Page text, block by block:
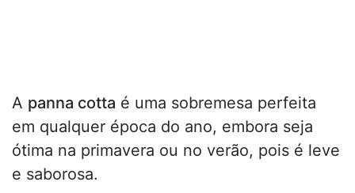
A panna cotta é uma sobremesa perfeita
em qualquer época do ano, embora seja
ótima na primavera ou no verão, pois é leve
e saborosa.